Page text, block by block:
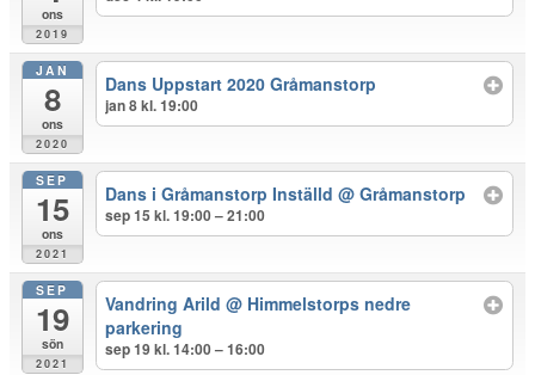
ons
2019
JAN
8
ons
2020
Dans Uppstart 2020 Gråmanstorp
jan 8 kl. 19:00
SEP
15
ons
2021
Dans i Gråmanstorp Inställd@ Gråmanstorp
sep 15 kl. 19:00 – 21:00
SEP
19
sön
2021
Vandring Arild@ Himmelstorps nedre
parkering
sep 19 kl. 14:00 – 16:00